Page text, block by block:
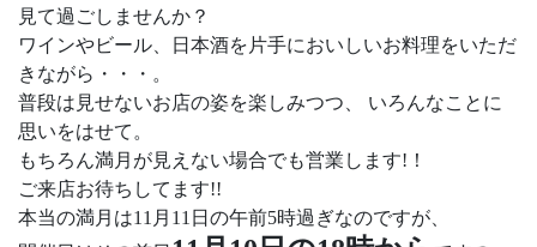
見て過ごしませんか？
ワインやビール、日本酒を片手においしいお料理をいただ
きながら・・・。
普段は見せないお店の姿を楽しみつつ、 いろんなことに
思いをはせて。
もちろん満月が見えない場合でも営業します!！
ご来店お待ちしてます!!
本当の満月は11月11日の午前5時過ぎなのですが、